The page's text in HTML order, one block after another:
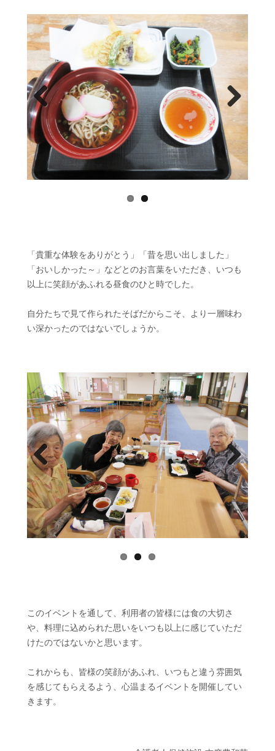
Prev
ious
Next
「貴重な体験をありがとう」「昔を思い出しました」
「おいしかった～」などとのお言葉をいただき、いつも
以上に笑顔があふれる昼食のひと時でした。
自分たちで見て作られたそばだからこそ、より一層味わ
い深かったのではないでしょうか。
Prev
ious
Next
このイベントを通して、利用者の皆様には食の大切さ
や、料理に込められた思いをいつも以上に感じていただ
けたのではないかと思います。
これからも、皆様の笑顔があふれ、いつもと違う雰囲気
を感じてもらえるよう、心温まるイベントを開催してい
きます。